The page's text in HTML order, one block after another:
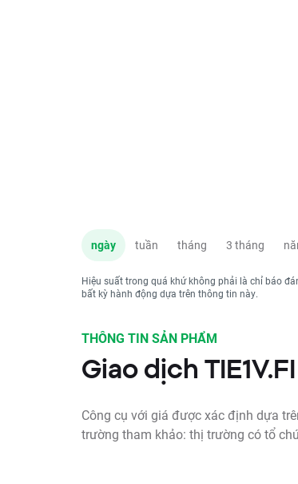
ngày tuần tháng 3 tháng
Hiệu suất trong quá khứ không phải là chỉ báo
bất kỳ hành động dựa trên thông tin này.
THÔNG TIN SẢN PHẨM
Giao dịch
Công cụ với giá được xác định dựa
trường tham khảo: thị trường có tổ